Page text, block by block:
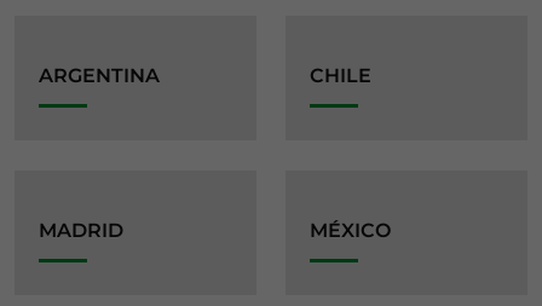
ARGENTINA CHILE
MADRID MÉXICO